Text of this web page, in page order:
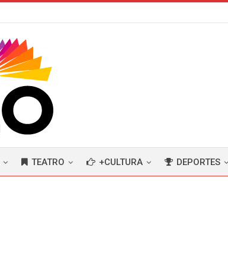
TEATRO +CULTURA DEPORTES